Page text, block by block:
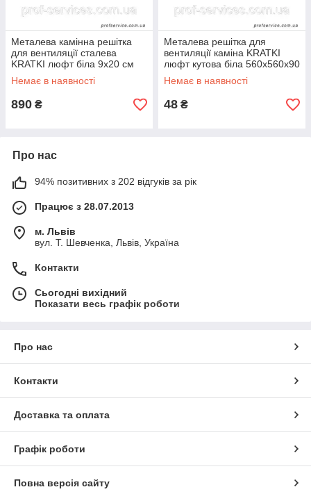
Металева камінна решітка
для вентиляції сталева
KRATKI люфт біла 9х20 см
Немає в наявності
890 ₴
Металева решітка для
вентиляції каміна KRATKI
люфт кутова біла 560х560х90
мм
Немає в наявності
48 ₴
Про нас
94% позитивних з 202 відгуків за рік
Працює з 28.07.2013
м. Львів
вул. Т. Шевченка, Львів, Україна
Контакти
Сьогодні вихідний
Показати весь графік роботи
Про нас
Контакти
Доставка та оплата
Графік роботи
Повна версія сайту